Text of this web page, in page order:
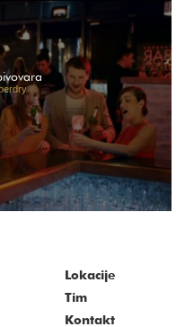
Lokacije
Tim
Kontakt